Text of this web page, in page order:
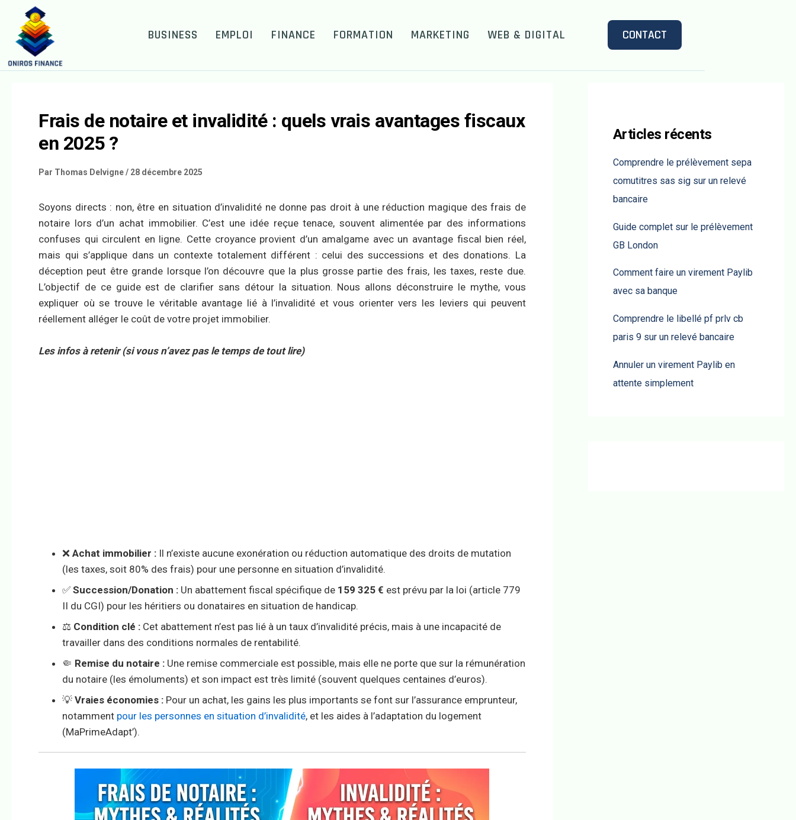
BUSINESS EMPLOI FINANCE FORMATION MARKETING WEB & DIGITAL CONTACT
Frais de notaire et invalidité : quels vrais avantages fiscaux
en 2025 ?
Par Thomas Delvigne/ 28 décembre 2025
Soyons directs : non, être en situation d’invalidité ne donne pas droit à une réduction magique des frais de
notaire lors d’un achat immobilier. C’est une idée reçue tenace, souvent alimentée par des informations
confuses qui circulent en ligne. Cette croyance provient d’un amalgame avec un avantage fiscal bien réel,
mais qui s’applique dans un contexte totalement différent : celui des successions et des donations. La
déception peut être grande lorsque l’on découvre que la plus grosse partie des frais, les taxes, reste due.
L’objectif de ce guide est de clarifier sans détour la situation. Nous allons déconstruire le mythe, vous
expliquer où se trouve le véritable avantage lié à l’invalidité et vous orienter vers les leviers qui peuvent
réellement alléger le coût de votre projet immobilier.
Les infos à retenir (si vous n’avez pas le temps de tout lire)
❌ Achat immobilier : Il n’existe aucune exonération ou réduction automatique des droits de mutation
(les taxes, soit 80% des frais) pour une personne en situation d’invalidité.
✅ Succession/Donation : Un abattement fiscal spécifique de 159 325 € est prévu par la loi (article 779
II du CGI) pour les héritiers ou donataires en situation de handicap.
⚖️ Condition clé : Cet abattement n’est pas lié à un taux d’invalidité précis, mais à une incapacité de
travailler dans des conditions normales de rentabilité.
🤏 Remise du notaire : Une remise commerciale est possible, mais elle ne porte que sur la rémunération
du notaire (les émoluments) et son impact est très limité (souvent quelques centaines d’euros).
💡 Vraies économies : Pour un achat, les gains les plus importants se font sur l’assurance emprunteur,
notamment pour les personnes en situation d’invalidité, et les aides à l’adaptation du logement
(MaPrimeAdapt’).
Articles récents
Comprendre le prélèvement sepa
comutitres sas sig sur un relevé
bancaire
Guide complet sur le prélèvement
GB London
Comment faire un virement Paylib
avec sa banque
Comprendre le libellé pf prlv cb
paris 9 sur un relevé bancaire
Annuler un virement Paylib en
attente simplement